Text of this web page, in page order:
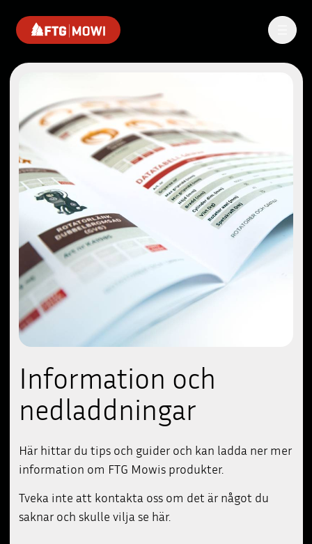
Information och
nedladdningar
Här hittar du tips och guider och kan ladda ner mer
information om FTG Mowis produkter.
Tveka inte att kontakta oss om det är något du
saknar och skulle vilja se här.